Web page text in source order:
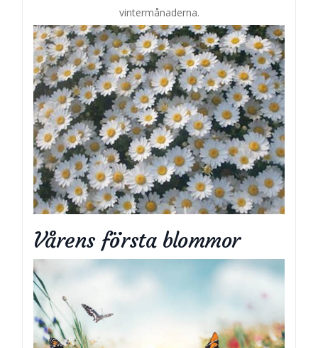
vintermånaderna.
Vårens första blommor